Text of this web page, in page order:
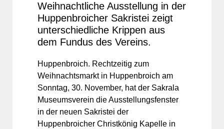
Weihnachtliche Ausstellung in der
Huppenbroicher Sakristei zeigt
unterschiedliche Krippen aus
dem Fundus des Vereins.
Huppenbroich. Rechtzeitig zum
Weihnachtsmarkt in Huppenbroich am
Sonntag, 30. November, hat der Sakrala
Museumsverein die Ausstellungsfenster
in der neuen Sakristei der
Huppenbroicher Christkönig Kapelle in